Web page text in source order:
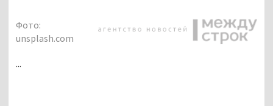
Фото:
unsplash.com
...